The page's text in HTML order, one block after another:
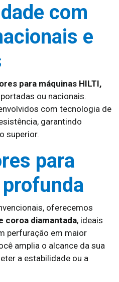
com
e
para máquinas HILTI,
ou nacionais.
com tecnologia de
garantindo
superior.
para
oferecemos
coroa diamantada, ideais
perfuração em maior
amplia o alcance da sua
a estabilidade ou a